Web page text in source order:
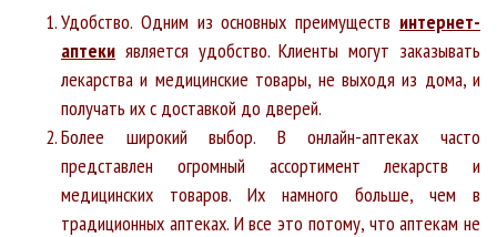
Удобство. Одним из основных преимуществ интернет-
аптеки является удобство. Клиенты могут заказывать
лекарства и медицинские товары, не выходя из дома, и
получать их с доставкой до дверей.
Более широкий выбор. В онлайн-аптеках часто
представлен огромный ассортимент лекарств и
медицинских товаров. Их намного больше, чем в
традиционных аптеках. И все это потому, что аптекам не